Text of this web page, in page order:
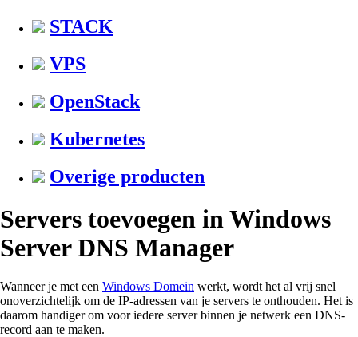
STACK
VPS
OpenStack
Kubernetes
Overige producten
Servers toevoegen in Windows
Server DNS Manager
Wanneer je met een Windows Domein werkt, wordt het al vrij snel
onoverzichtelijk om de IP-adressen van je servers te onthouden. Het is
daarom handiger om voor iedere server binnen je netwerk een DNS-
record aan te maken.